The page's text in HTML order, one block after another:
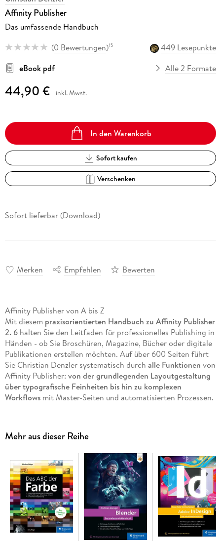
Affinity Publisher
Das umfassende Handbuch
(0 Bewertungen)15
449 Lesepunkte
eBook pdf
Alle 2 Formate
44,90 € inkl. Mwst.
In den Warenkorb
Sofort kaufen
Verschenken
Sofort lieferbar (Download)
Merken Empfehlen Bewerten
Affinity Publisher von A bis Z
Mit diesem praxisorientierten Handbuch zu Affinity Publisher
2. 6halten Sie den Leitfaden für professionelles Publishing in
Händen - ob Sie Broschüren, Magazine, Bücher oder digitale
Publikationen erstellen möchten. Auf über 600 Seiten führt
Sie Christian Denzler systematisch durch alle Funktionen von
Affinity Publisher: von der grundlegenden Layoutgestaltung
über typografische Feinheiten bis hin zu komplexen
Workflowsmit Master-Seiten und automatisierten Prozessen.
Dokumentorganisation, zur Bildintegration und zur optimalen
Druckvorbereitung. Das Buch wächst dabei mit Ihren
Anforderungen und
begleitet Sie von den ersten Schritten bis
hin zu anspruchsvollen Projekten. So entwickeln Sie sich zum
Layout-Profi und erschließen sich alle Möglichkeiten, die
Affinity Publisher für zeitgemäßes Publishing bietet.
Alle Werkzeuge, Funktionen und Techniken
Mit zahlreichen Praxis-Workshops und Profi-Tipps
Mehr aus dieser Reihe